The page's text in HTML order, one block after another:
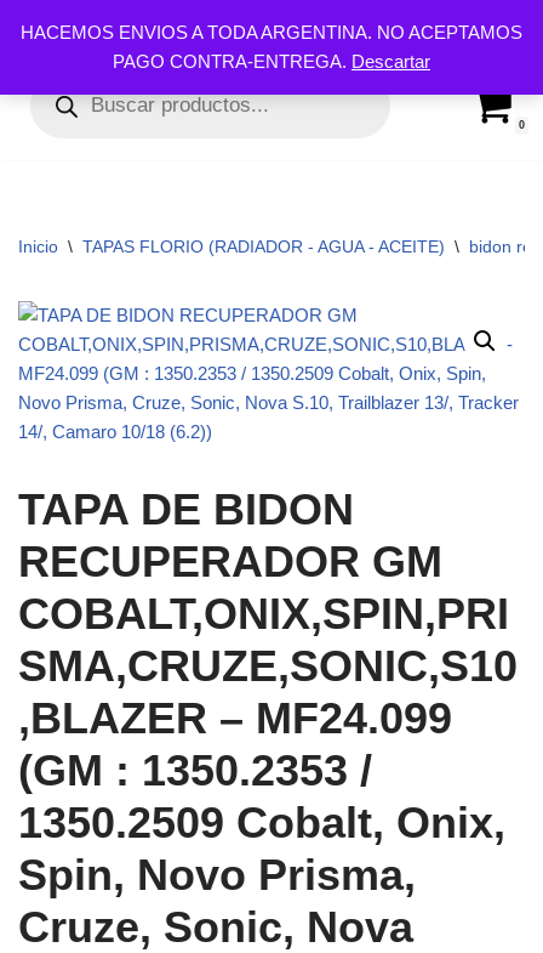
HACEMOS ENVIOS A TODA ARGENTINA. NO ACEPTAMOS
PAGO CONTRA-ENTREGA. Descartar
al
contenido
0
Inicio \ TAPAS FLORIO (RADIADOR - AGUA - ACEITE) \ bidon
TAPA DE BIDON
RECUPERADOR GM
COBALT,ONIX,SPIN,PRI
SMA,CRUZE,SONIC,S10
,BLAZER – MF24.099
(GM : 1350.2353 /
1350.2509 Cobalt, Onix,
Spin, Novo Prisma,
Cruze, Sonic, Nova